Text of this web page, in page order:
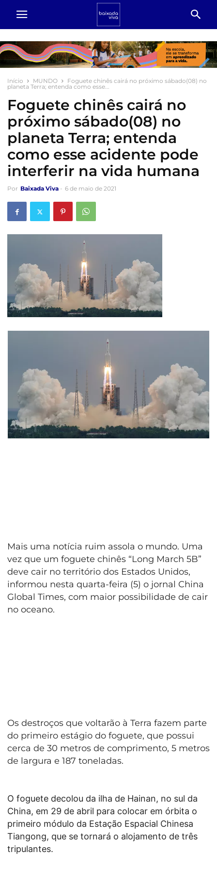
Início MUNDO
Foguete chinês cairá no próximo sábado(08) no
planeta Terra; entenda como esse...
Foguete chinês cairá no
próximo sábado(08) no
planeta Terra; entenda
como esse acidente pode
interferir na vida humana
Por Baixada Viva - 6 de maio de 2021
Mais uma notícia ruim assola o mundo. Uma
vez que um foguete chinês “Long March 5B”
deve cair no território dos Estados Unidos,
informou nesta quarta-feira (5) o jornal China
Global Times, com maior possibilidade de cair
no oceano.
Os destroços que voltarão à Terra fazem parte
do primeiro estágio do foguete, que possui
cerca de 30 metros de comprimento, 5 metros
de largura e 187 toneladas.
O foguete decolou da ilha de Hainan, no sul da
China, em 29 de abril para colocar em órbita o
primeiro módulo da Estação Espacial Chinesa
Tiangong, que se tornará o alojamento de três
tripulantes.